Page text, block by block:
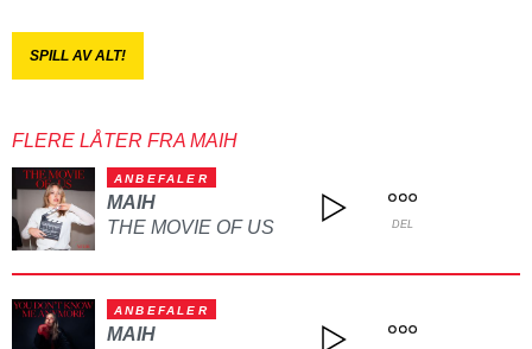
SPILL AV ALT!
FLERE LÅTER FRA MAIH
ANBEFALER
MAIH
THE MOVIE OF US
DEL
ANBEFALER
MAIH